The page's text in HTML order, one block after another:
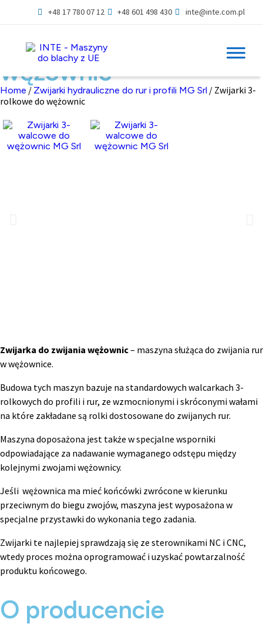
+48 17 780 07 12 +48 601 498 430 inte@inte.com.pl
Zwijarki 3-rolkowe do
wężownic
Home / Zwijarki hydrauliczne do rur i profili MG Srl / Zwijarki 3-
rolkowe do wężownic
Zwijarka do zwijania wężownic– maszyna służąca do zwijania rur
w wężownice.
Budowa tych maszyn bazuje na standardowych walcarkach 3-
rolkowych do profili i rur, ze wzmocnionymi i skróconymi wałami
na które zakładane są rolki dostosowane do zwijanych rur.
Maszyna doposażona jest także w specjalne wsporniki
odpowiadające za nadawanie wymaganego odstępu między
kolejnymi zwojami wężownicy.
Jeśli wężownica ma mieć końcówki zwrócone w kierunku
przeciwnym do biegu zwojów, maszyna jest wyposażona w
specjalne przystawki do wykonania tego zadania.
Zwijarki te najlepiej sprawdzają się ze sterownikami NC i CNC,
wtedy proces można oprogramować i uzyskać powtarzalność
produktu końcowego.
O producencie